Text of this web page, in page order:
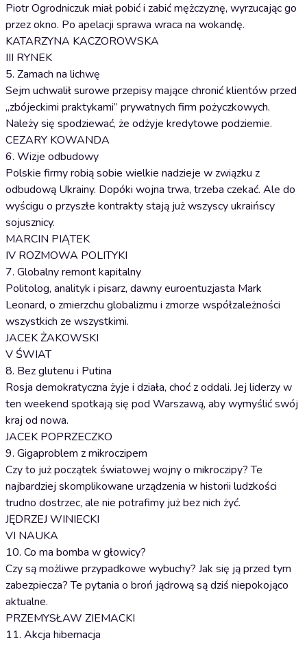
Piotr Ogrodniczuk miał pobić i zabić mężczyznę, wyrzucając go
przez okno. Po apelacji sprawa wraca na wokandę.
KATARZYNA KACZOROWSKA
III RYNEK
5. Zamach na lichwę
Sejm uchwalił surowe przepisy mające chronić klientów przed
„zbójeckimi praktykami” prywatnych firm pożyczkowych.
Należy się spodziewać, że odżyje kredytowe podziemie.
CEZARY KOWANDA
6. Wizje odbudowy
Polskie firmy robią sobie wielkie nadzieje w związku z
odbudową Ukrainy. Dopóki wojna trwa, trzeba czekać. Ale do
wyścigu o przyszłe kontrakty stają już wszyscy ukraińscy
sojusznicy.
MARCIN PIĄTEK
IV ROZMOWA POLITYKI
7. Globalny remont kapitalny
Politolog, analityk i pisarz, dawny euroentuzjasta Mark
Leonard, o zmierzchu globalizmu i zmorze współzależności
wszystkich ze wszystkimi.
JACEK ŻAKOWSKI
V ŚWIAT
8. Bez glutenu i Putina
Rosja demokratyczna żyje i działa, choć z oddali. Jej liderzy w
ten weekend spotkają się pod Warszawą, aby wymyślić swój
kraj od nowa.
JACEK POPRZECZKO
9. Gigaproblem z mikroczipem
Czy to już początek światowej wojny o mikroczipy? Te
najbardziej skomplikowane urządzenia w historii ludzkości
trudno dostrzec, ale nie potrafimy już bez nich żyć.
JĘDRZEJ WINIECKI
VI NAUKA
10. Co ma bomba w głowicy?
Czy są możliwe przypadkowe wybuchy? Jak się ją przed tym
zabezpiecza? Te pytania o broń jądrową są dziś niepokojąco
aktualne.
PRZEMYSŁAW ZIEMACKI
11. Akcja hibernacja